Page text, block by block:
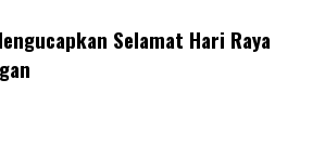
Selamat Hari Raya